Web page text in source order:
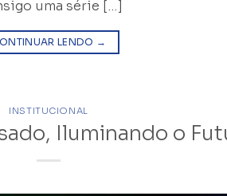
uma série […]
LENDO →
INSTITUCIONAL
Iluminando o